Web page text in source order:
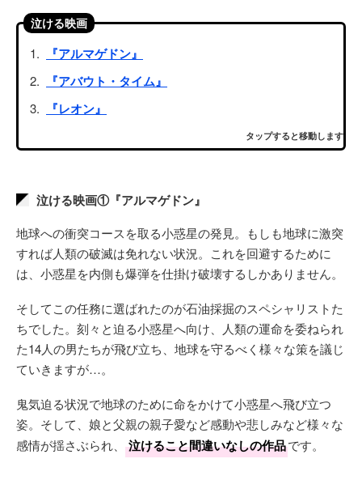
泣ける映画
『アルマゲドン』
『アバウト・タイム』
『レオン』
タップすると移動します
泣ける映画①『アルマゲドン』
地球への衝突コースを取る小惑星の発見。もしも地球に激突
すれば人類の破滅は免れない状況。これを回避するために
は、小惑星を内側も爆弾を仕掛け破壊するしかありません。
そしてこの任務に選ばれたのが石油採掘のスペシャリストた
ちでした。刻々と迫る小惑星へ向け、人類の運命を委ねられ
た14人の男たちが飛び立ち、地球を守るべく様々な策を議じ
ていきますが…。
鬼気迫る状況で地球のために命をかけて小惑星へ飛び立つ
姿。そして、娘と父親の親子愛など感動や悲しみなど様々な
感情が揺さぶられ、
泣けること間違いなしの作品です。